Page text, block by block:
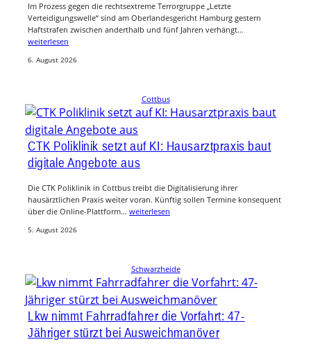
Im Prozess gegen die rechtsextreme Terrorgruppe „Letzte
Verteidigungswelle“ sind am Oberlandesgericht Hamburg gestern
Haftstrafen zwischen anderthalb und fünf Jahren verhängt…
weiterlesen
6. August 2026
Cottbus
CTK Poliklinik setzt auf KI: Hausarztpraxis baut
digitale Angebote aus
Die CTK Poliklinik in Cottbus treibt die Digitalisierung ihrer
hausärztlichen Praxis weiter voran. Künftig sollen Termine konsequent
über die Online-Plattform… weiterlesen
5. August 2026
Schwarzheide
Lkw nimmt Fahrradfahrer die Vorfahrt: 47-
Jähriger stürzt bei Ausweichmanöver